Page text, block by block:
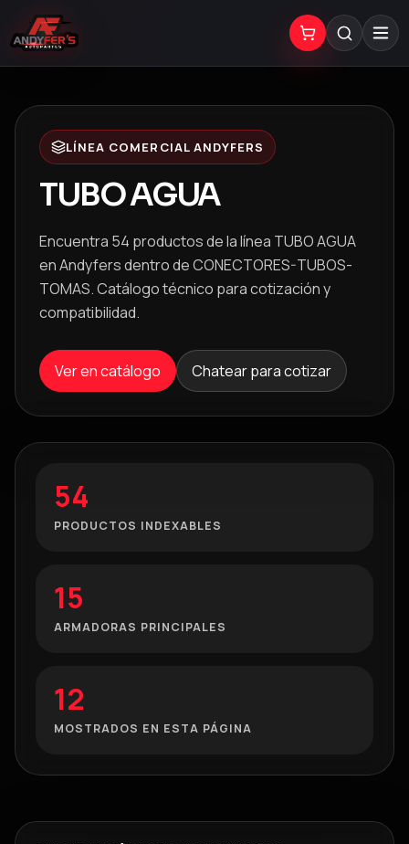
LÍNEA COMERCIAL ANDYFERS
TUBO AGUA
Encuentra 54 productos de la línea TUBO AGUA
en Andyfers dentro de CONECTORES-TUBOS-
TOMAS. Catálogo técnico para cotización y
compatibilidad.
Ver en catálogo Chatear para cotizar
54
PRODUCTOS INDEXABLES
15
ARMADORAS PRINCIPALES
12
MOSTRADOS EN ESTA PÁGINA